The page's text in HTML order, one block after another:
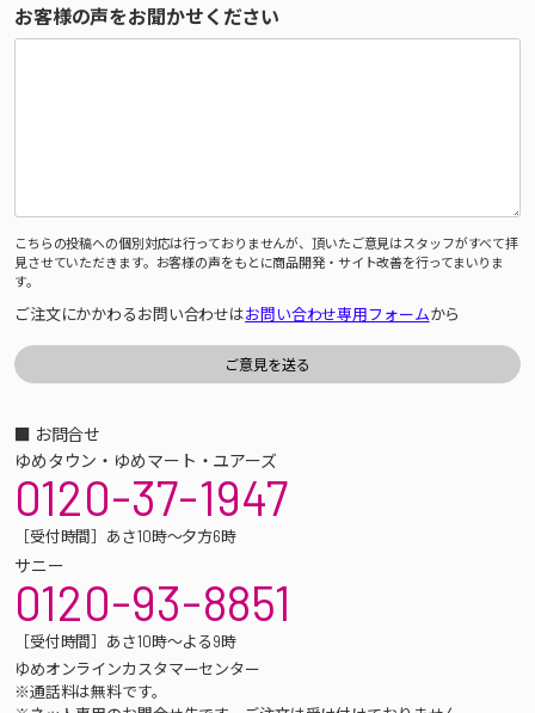
お客様の声をお聞かせください
こちらの投稿への個別対応は行っておりませんが、頂いたご意見はスタッフがすべて拝
見させていただきます。お客様の声をもとに商品開発・サイト改善を行ってまいりま
す。
ご注文にかかわるお問い合わせはお問い合わせ専用フォームから
■ お問合せ
ゆめタウン・ゆめマート・ユアーズ
0120-37-1947
［受付時間］あさ10時～夕方6時
サニー
0120-93-8851
［受付時間］あさ10時～よる9時
ゆめオンラインカスタマーセンター
※通話料は無料です。